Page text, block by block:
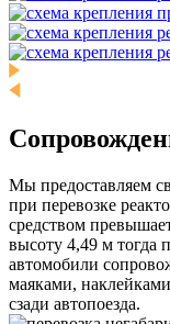
Мы предоставляем
при перевозке
средством
высоту 4,49 м тогда
автомобили
маяками,
сзади автопоезда.